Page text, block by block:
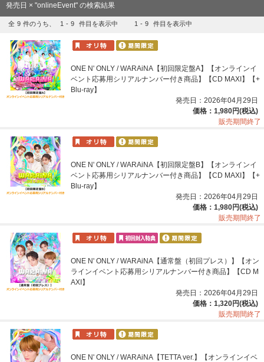
発売日 × "onlineEvent" の検索結果
全 9 件のうち、 1 - 9 件目を表示中 1 - 9 件目を表示中
ONE N' ONLY / WARAiNA【初回限定盤A】【オンラインイ
ベント応募用シリアルナンバー付き商品】【CD MAXI】【+
Blu-ray】
発売日：2026年04月29日
価格：1,980円(税込)
販売期間終了
ONE N' ONLY / WARAiNA【初回限定盤B】【オンラインイ
ベント応募用シリアルナンバー付き商品】【CD MAXI】【+
Blu-ray】
発売日：2026年04月29日
価格：1,980円(税込)
販売期間終了
ONE N' ONLY / WARAiNA【通常盤（初回プレス）】【オン
ラインイベント応募用シリアルナンバー付き商品】【CD M
AXI】
発売日：2026年04月29日
価格：1,320円(税込)
販売期間終了
ONE N' ONLY / WARAiNA【TETTA ver.】【オンラインイベ